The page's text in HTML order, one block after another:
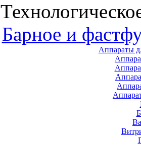
Барное и
Аппараты